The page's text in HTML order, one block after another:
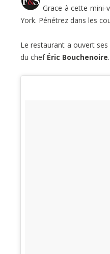
Grace à cette mini-
York. Pénétrez dans les
Le restaurant a ouvert
du chefÉric Bouchenoire.